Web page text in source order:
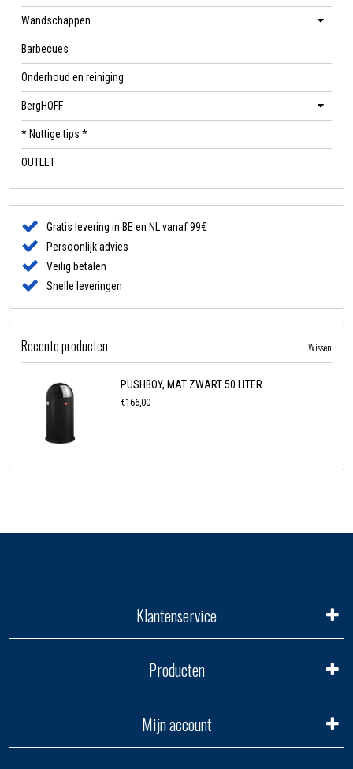
Wandschappen
Barbecues
Onderhoud en reiniging
BergHOFF
* Nuttige tips *
OUTLET
Gratis levering in BE en NL vanaf 99€
Persoonlijk advies
Veilig betalen
Snelle leveringen
Recente producten Wissen
PUSHBOY, MAT ZWART 50 LITER
€166,00
Klantenservice
Producten
Mijn account